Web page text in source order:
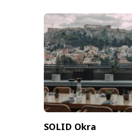
SOLID Okra